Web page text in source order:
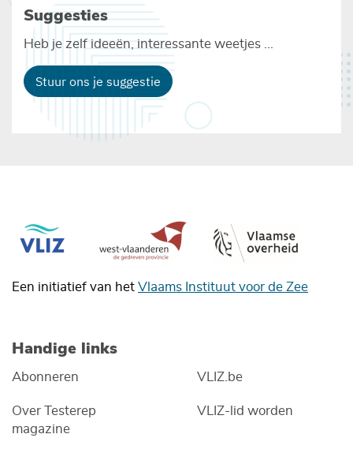
Suggesties
Heb je zelf ideeën, interessante weetjes ...
Stuur ons je suggestie
Een initiatief van het Vlaams Instituut voor de Zee
Handige links
Abonneren
Over Testerep
magazine
VLIZ.be
VLIZ-lid worden